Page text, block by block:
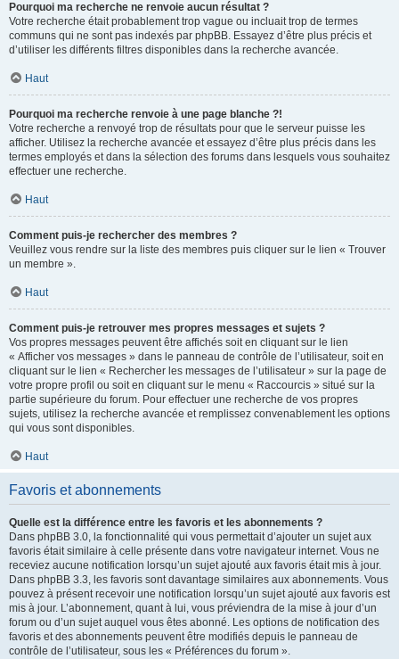
Pourquoi ma recherche ne renvoie aucun résultat ?
Votre recherche était probablement trop vague ou incluait trop de termes
communs qui ne sont pas indexés par phpBB. Essayez d’être plus précis et
d’utiliser les différents filtres disponibles dans la recherche avancée.
Haut
Pourquoi ma recherche renvoie à une page blanche ?!
Votre recherche a renvoyé trop de résultats pour que le serveur puisse les
afficher. Utilisez la recherche avancée et essayez d’être plus précis dans les
termes employés et dans la sélection des forums dans lesquels vous souhaitez
effectuer une recherche.
Haut
Comment puis-je rechercher des membres ?
Veuillez vous rendre sur la liste des membres puis cliquer sur le lien « Trouver
un membre ».
Haut
Comment puis-je retrouver mes propres messages et sujets ?
Vos propres messages peuvent être affichés soit en cliquant sur le lien
« Afficher vos messages » dans le panneau de contrôle de l’utilisateur, soit en
cliquant sur le lien « Rechercher les messages de l’utilisateur » sur la page de
votre propre profil ou soit en cliquant sur le menu « Raccourcis » situé sur la
partie supérieure du forum. Pour effectuer une recherche de vos propres
sujets, utilisez la recherche avancée et remplissez convenablement les options
qui vous sont disponibles.
Haut
Favoris et abonnements
Quelle est la différence entre les favoris et les abonnements ?
Dans phpBB 3.0, la fonctionnalité qui vous permettait d’ajouter un sujet aux
favoris était similaire à celle présente dans votre navigateur internet. Vous ne
receviez aucune notification lorsqu’un sujet ajouté aux favoris était mis à jour.
Dans phpBB 3.3, les favoris sont davantage similaires aux abonnements. Vous
pouvez à présent recevoir une notification lorsqu’un sujet ajouté aux favoris est
mis à jour. L’abonnement, quant à lui, vous préviendra de la mise à jour d’un
forum ou d’un sujet auquel vous êtes abonné. Les options de notification des
favoris et des abonnements peuvent être modifiés depuis le panneau de
contrôle de l’utilisateur, sous les « Préférences du forum ».